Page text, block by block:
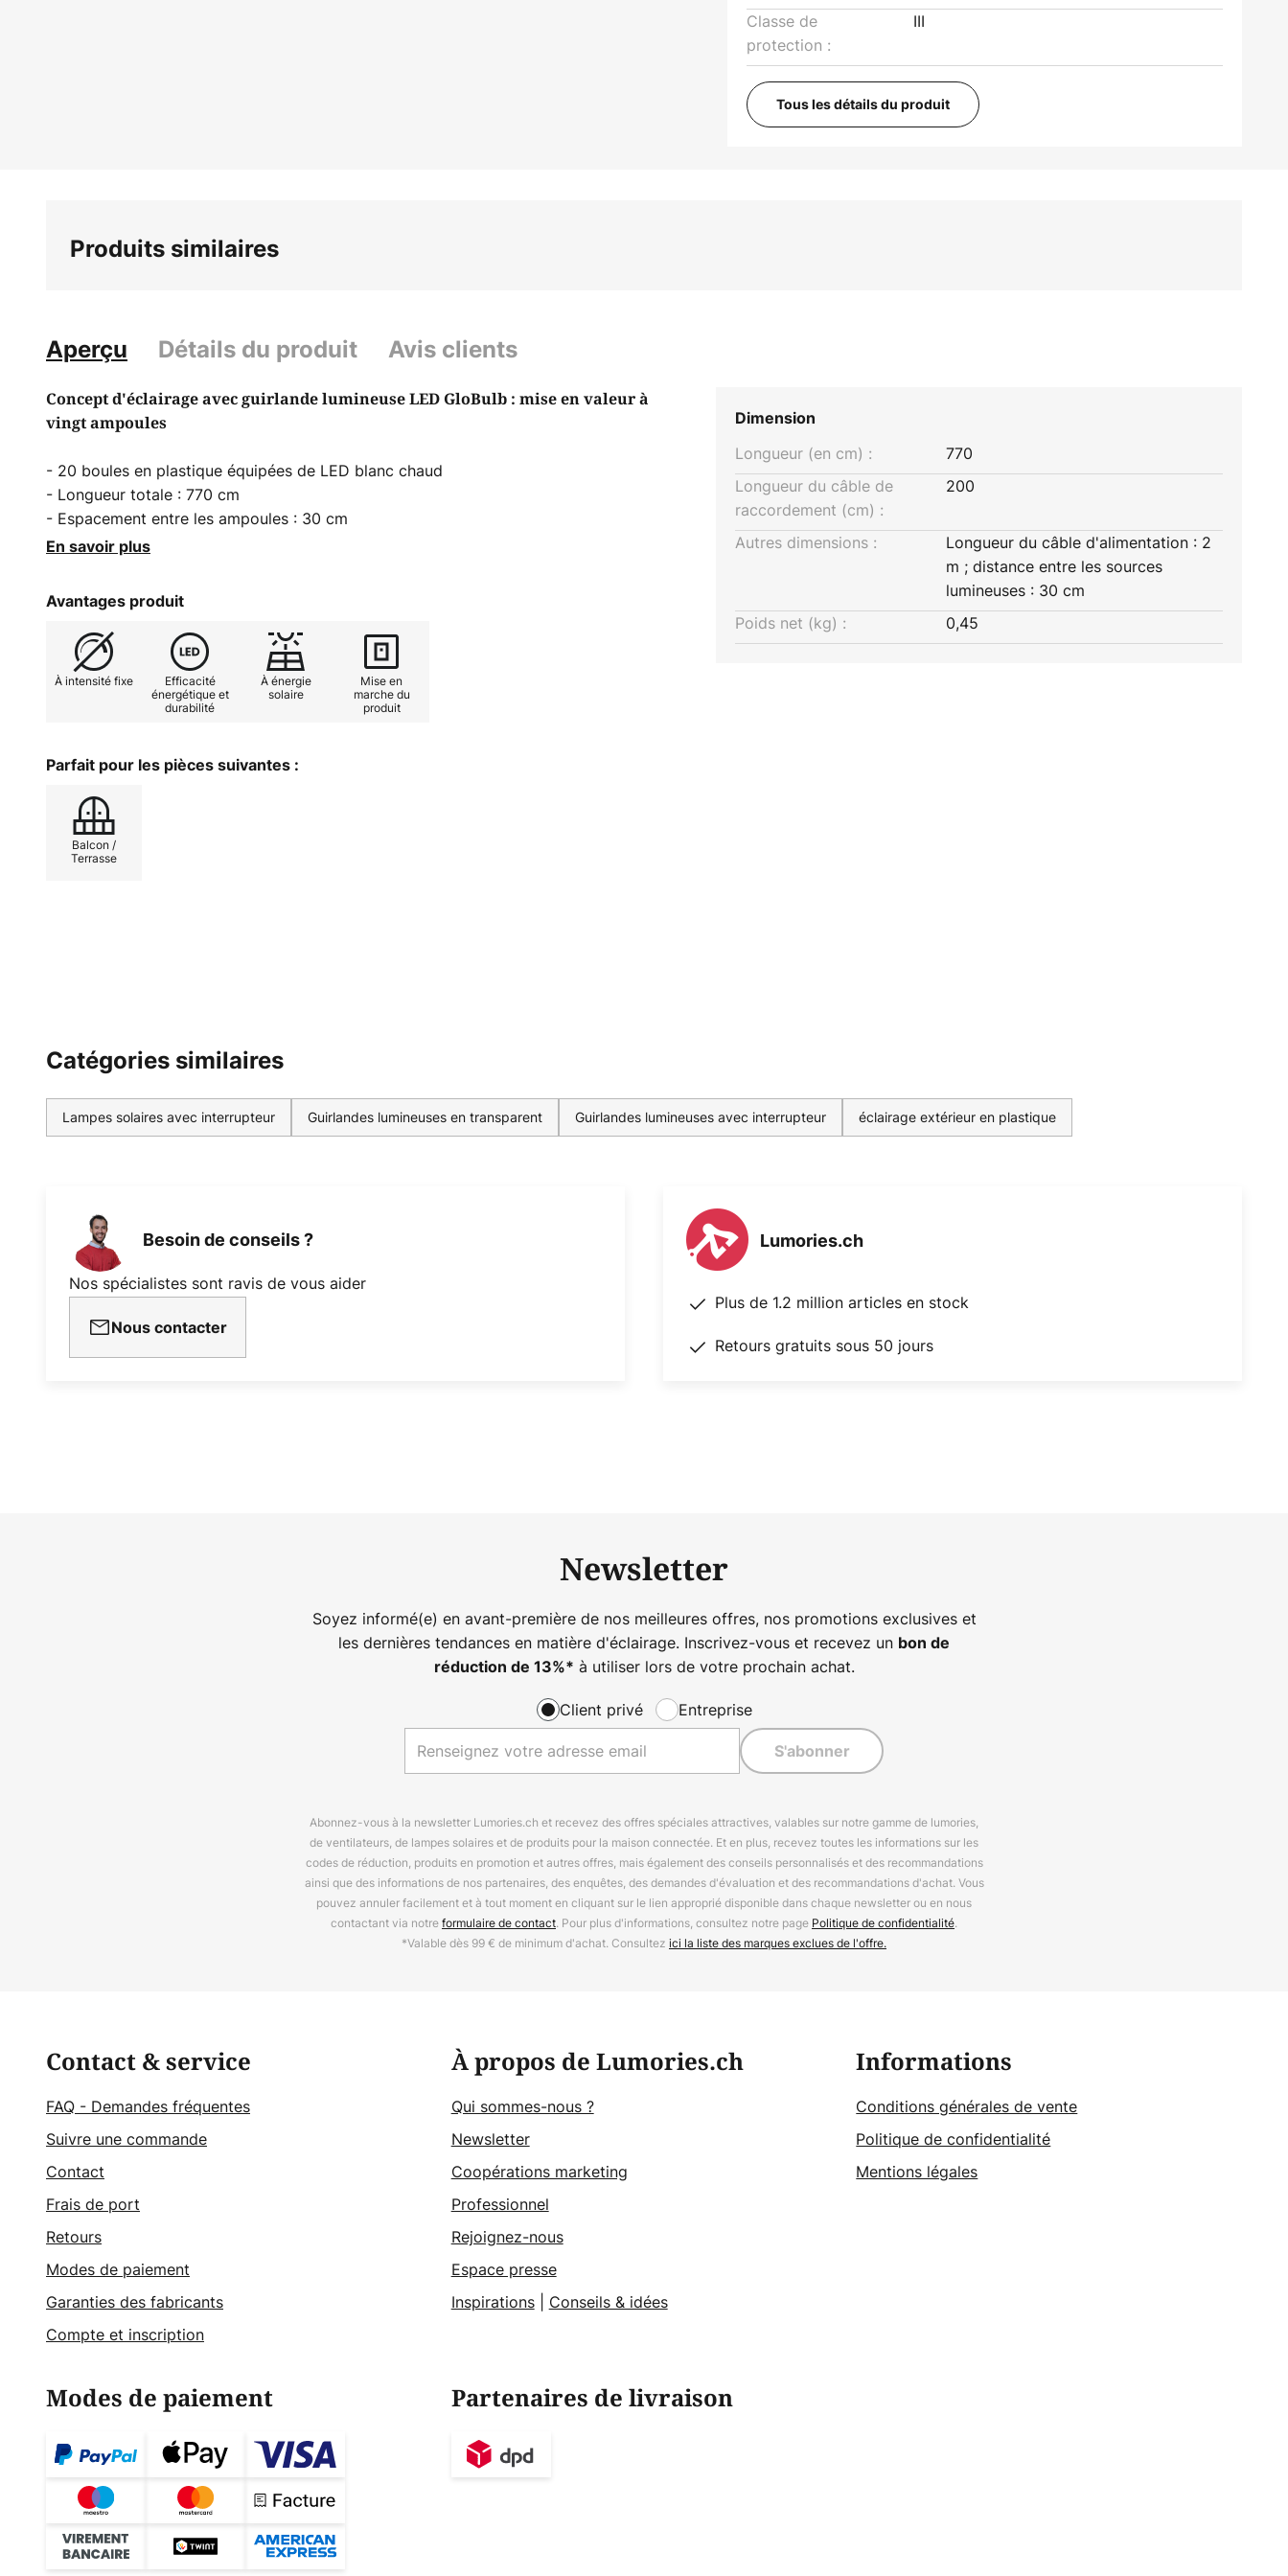
Classe de
protection :
III
Tous les détails du produit
Produits similaires
Aperçu Détails du produit Avis clients
Concept d'éclairage avec guirlande lumineuse LED GloBulb : mise en valeur à
vingt ampoules
- 20 boules en plastique équipées de LED blanc chaud
- Longueur totale : 770 cm
- Espacement entre les ampoules : 30 cm
- Câble d'alimentation : 2 m
- Fonction clignotante
En savoir plus
Avantages produit
À intensité fixe
Efficacité
énergétique et
durabilité
À énergie
solaire
Mise en
marche du
produit
Parfait pour les pièces suivantes :
Balcon /
Terrasse
Dimension
Longueur (en cm) :
770
Longueur du câble de
raccordement (cm) :
200
Autres dimensions :
Longueur du câble d'alimentation : 2
m ; distance entre les sources
lumineuses : 30 cm
Poids net (kg) :
0,45
Catégories similaires
Lampes solaires avec interrupteur Guirlandes lumineuses en transparent Guirlandes lumineuses avec interrupteur éclairage extérieur en plastique
Besoin de conseils ?
Nos spécialistes sont ravis de vous aider
Nous contacter
Lumories.ch
Plus de 1.2 million articles en stock
Retours gratuits sous 50 jours
Newsletter
Soyez informé(e) en avant-première de nos meilleures offres, nos promotions exclusives et
les dernières tendances en matière d'éclairage. Inscrivez-vous et recevez un bon de
réduction de 13%* à utiliser lors de votre prochain achat.
Client privé Entreprise
S'abonner
Abonnez-vous à la newsletter Lumories.ch et recevez des offres spéciales attractives, valables sur notre gamme de lumories,
de ventilateurs, de lampes solaires et de produits pour la maison connectée. Et en plus, recevez toutes les informations sur les
codes de réduction, produits en promotion et autres offres, mais également des conseils personnalisés et des recommandations
ainsi que des informations de nos partenaires, des enquêtes, des demandes d'évaluation et des recommandations d'achat. Vous
pouvez annuler facilement et à tout moment en cliquant sur le lien approprié disponible dans chaque newsletter ou en nous
contactant via notreformulaire de contact. Pour plus d'informations, consultez notre page Politique de confidentialité.
*Valable dès 99 € de minimum d'achat. Consultez ici la liste des marques exclues de l'offre.
Contact & service
FAQ - Demandes fréquentes
Suivre une commande
Contact
Frais de port
Retours
Modes de paiement
Garanties des fabricants
Compte et inscription
À propos de Lumories.ch
Qui sommes-nous ?
Newsletter
Coopérations marketing
Professionnel
Rejoignez-nous
Espace presse
Inspirations| Conseils & idées
Informations
Conditions générales de vente
Politique de confidentialité
Mentions légales
Modes de paiement Partenaires de livraison